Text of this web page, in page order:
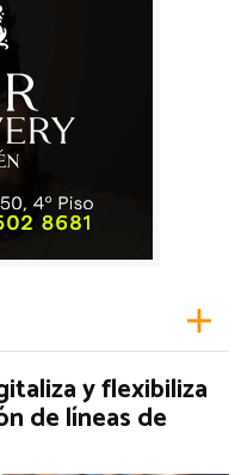
y flexibiliza
de líneas de